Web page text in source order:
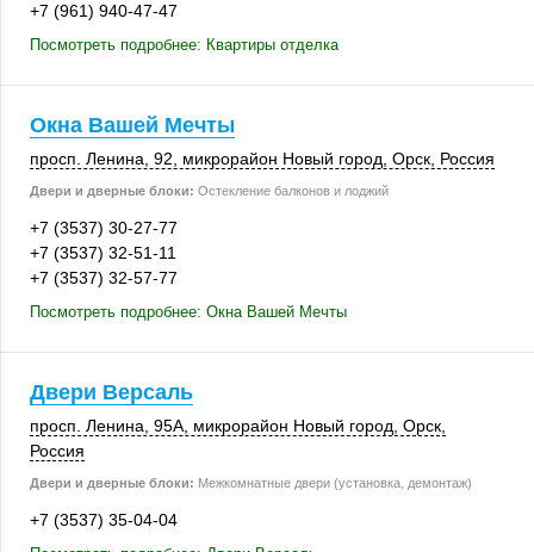
+7 (961) 940-47-47
Посмотреть подробнее: Квартиры отделка
Окна Вашей Мечты
просп. Ленина, 92 , микрорайон Новый город, Орск Россия
Двери и дверные блоки: Остекление балконов и лоджий
+7 (3537) 30-27-77
+7 (3537) 32-51-11
+7 (3537) 32-57-77
Посмотреть подробнее: Окна Вашей Мечты
Двери Версаль
просп. Ленина 95А , микрорайон Новый город, Орск
Россия
Двери и дверные блоки: Межкомнатные двери (установка, демонтаж)
+7 (3537) 35-04-04